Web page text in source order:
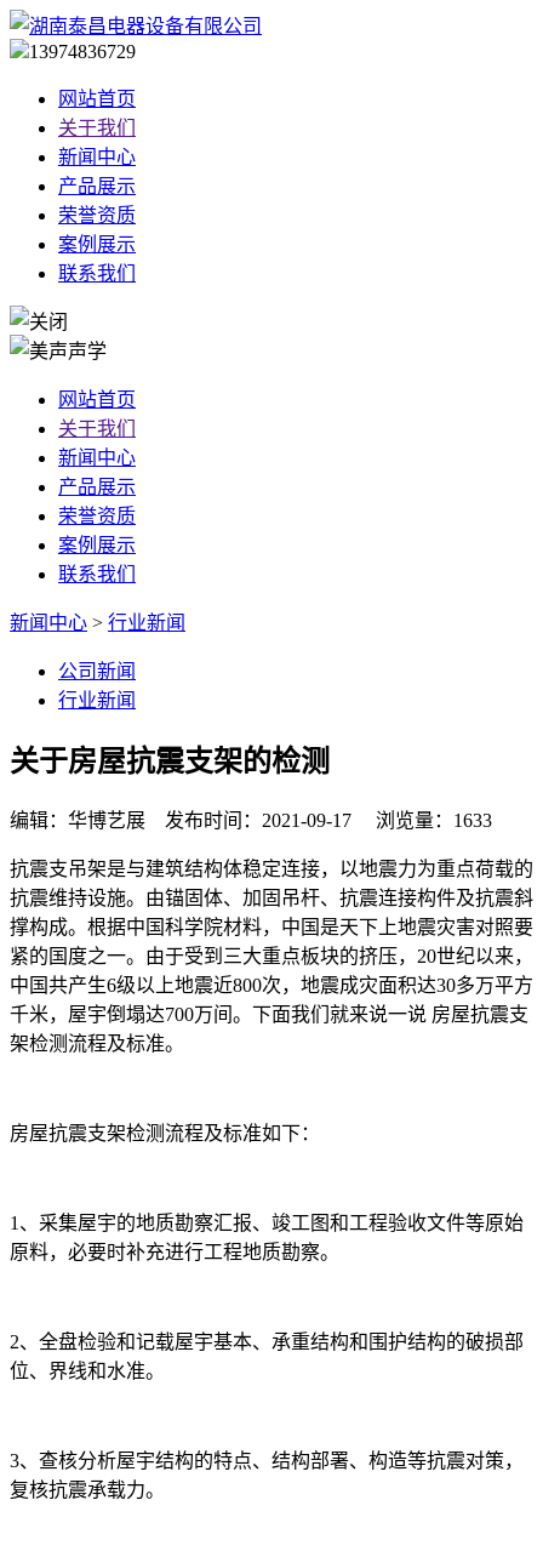
13974836729
网站首页
关于我们
新闻中心
产品展示
荣誉资质
案例展示
联系我们
网站首页
关于我们
新闻中心
产品展示
荣誉资质
案例展示
联系我们
新闻中心 > 行业新闻
公司新闻
行业新闻
关于房屋抗震支架的检测
编辑：华博艺展 发布时间：2021-09-17 浏览量：1633
抗震支吊架是与建筑结构体稳定连接，以地震力为重点荷载的
抗震维持设施。由锚固体、加固吊杆、抗震连接构件及抗震斜
撑构成。根据中国科学院材料，中国是天下上地震灾害对照要
紧的国度之一。由于受到三大重点板块的挤压，20世纪以来，
中国共产生6级以上地震近800次，地震成灾面积达30多万平方
千米，屋宇倒塌达700万间。下面我们就来说一说 房屋抗震支
架检测流程及标准。
房屋抗震支架检测流程及标准如下：
1、采集屋宇的地质勘察汇报、竣工图和工程验收文件等原始
原料，必要时补充进行工程地质勘察。
2、全盘检验和记载屋宇基本、承重结构和围护结构的破损部
位、界线和水准。
3、查核分析屋宇结构的特点、结构部署、构造等抗震对策，
复核抗震承载力。